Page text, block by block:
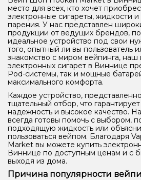
место для всех, кто хочет
электронные сигареты, жидкости и
парения. У нас представлен
продукции от ведущих брендов,
идеальное устройство под свои
того, опытный ли вы пользователь
знакомство с миром вейпинга, наш
электронных сигарет в Виннице
Pod-системы, так и мощные
максимального комфорта.
Каждое устройство,
тщательный отбор, что
надежность и высокое качество.
всегда готовы помочь с выбором,
подходящую жидкость или
пользоваться вейпом. Благодаря
Market вы можете купить
Виннице по доступным ценам и с
выходя из дома.
Причина популярности